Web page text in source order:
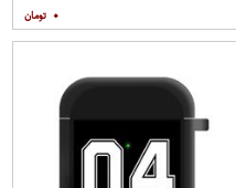
۰